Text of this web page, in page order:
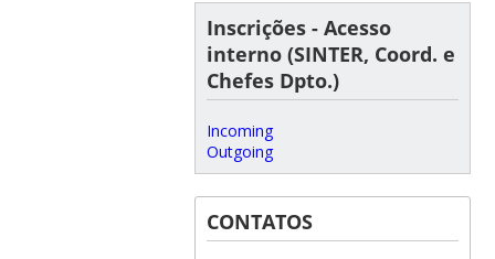
Inscrições - Acesso
interno (SINTER, Coord. e
Chefes Dpto.)
Incoming
Outgoing
CONTATOS